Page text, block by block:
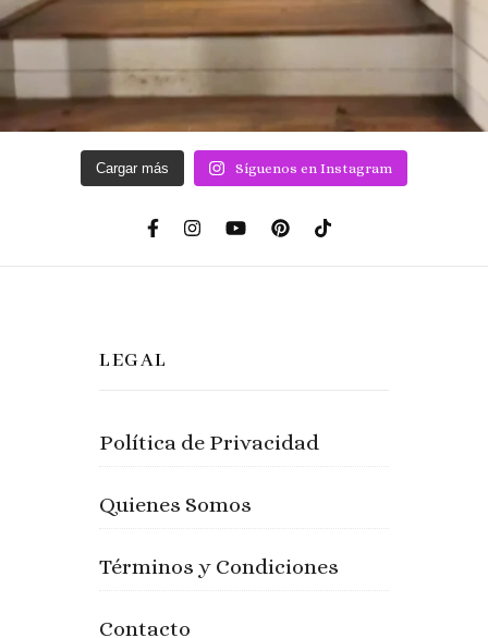
Cargar más Síguenos en Instagram
LEGAL
Política de Privacidad
Quienes Somos
Términos y Condiciones
Contacto